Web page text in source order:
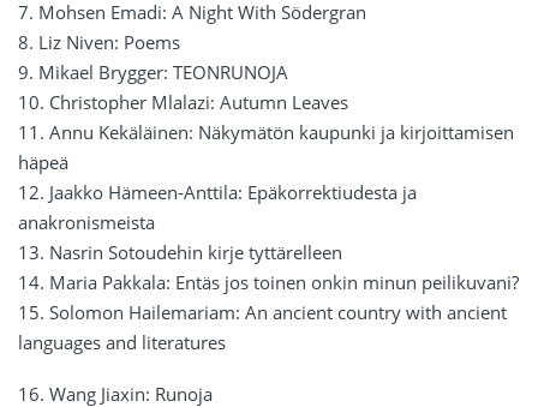
7. Mohsen Emadi: A Night With Södergran
8. Liz Niven: Poems
9. Mikael Brygger: TEONRUNOJA
10. Christopher Mlalazi: Autumn Leaves
11. Annu Kekäläinen: Näkymätön kaupunki ja kirjoittamisen
häpeä
12. Jaakko Hämeen-Anttila: Epäkorrektiudesta ja
anakronismeista
13. Nasrin Sotoudehin kirje tyttärelleen
14. Maria Pakkala: Entäs jos toinen onkin minun peilikuvani?
15. Solomon Hailemariam: An ancient country with ancient
languages and literatures
16. Wang Jiaxin: Runoja